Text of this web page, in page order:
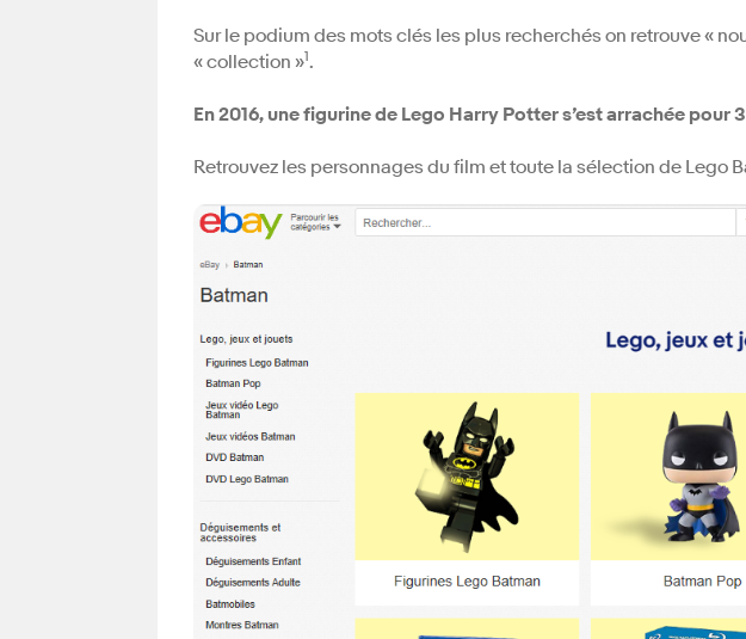
Sur le podium des mots clés les plus recherchés on retrouve «
« collection »1.
En 2016, une figurine de Lego Harry Potter s’est arrachée pour
Retrouvez les personnages du film et toute la sélection de Lego